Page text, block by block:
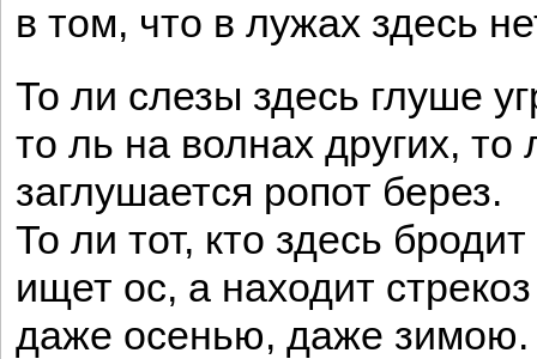
в том, что в лужах здесь
То ли слезы здесь глуше
то ль на волнах других,
заглушается ропот берез.
То ли тот, кто здесь
ищет ос, а находит стрекоз
даже осенью, даже зимою.